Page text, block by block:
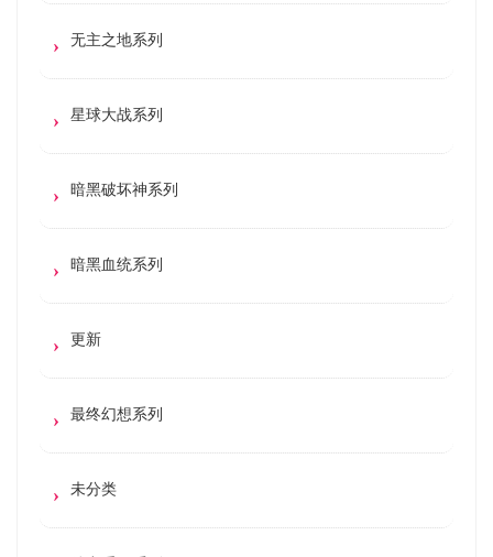
无主之地系列
星球大战系列
暗黑破坏神系列
暗黑血统系列
更新
最终幻想系列
未分类